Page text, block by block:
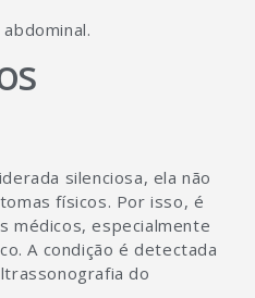
silenciosa, ela não
físicos. Por isso, é
médicos, especialmente
A condição é detectada
do